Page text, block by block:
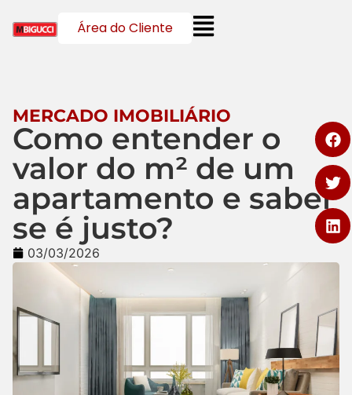
Área do Cliente
MERCADO IMOBILIÁRIO
Como entender o
valor do m² de um
apartamento e saber
se é justo?
03/03/2026